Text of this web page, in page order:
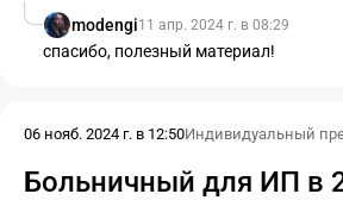
modengi11 апр. 2024 г. в 08:29
спасибо, полезный материал!
06 нояб. 2024 г. в 12:50Индивидуальный
Больничный для ИП в